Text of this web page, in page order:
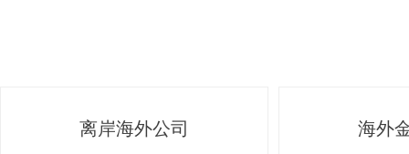
离岸海外公司 海外